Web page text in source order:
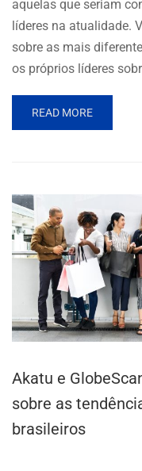
aquelas que seriam
líderes na atualidade.
sobre as mais
os próprios líderes
READ MORE
Akatu e
sobre as
brasileiros